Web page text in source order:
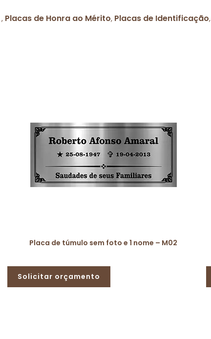
, Placas de Honra ao Mérito, Placas de Identificação,
Placa de túmulo sem foto e 1 nome – M02
Solicitar orçamento